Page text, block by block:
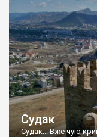
Судак
Судак... Вже чую